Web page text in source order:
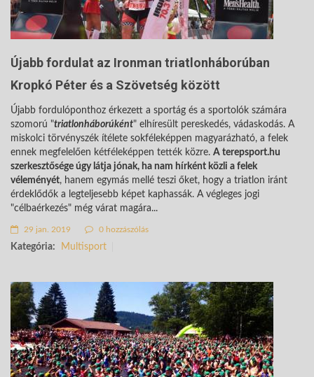
Újabb fordulat az Ironman triatlonháborúban
Kropkó Péter és a Szövetség között
Újabb fordulóponthoz érkezett a sportág és a sportolók számára
szomorú "triatlonháborúként" elhíresült pereskedés, vádaskodás. A
miskolci törvényszék ítélete sokféleképpen magyarázható, a felek
ennek megfelelően kétféleképpen tették közre. A terepsport.hu
szerkesztősége úgy látja jónak, ha nam hírként közli a felek
véleményét, hanem egymás mellé teszi őket, hogy a triatlon iránt
érdeklődők a legteljesebb képet kaphassák. A végleges jogi
"célbaérkezés" még várat magára...
29 jan. 2019 0 hozzászólás
Kategória: Multisport